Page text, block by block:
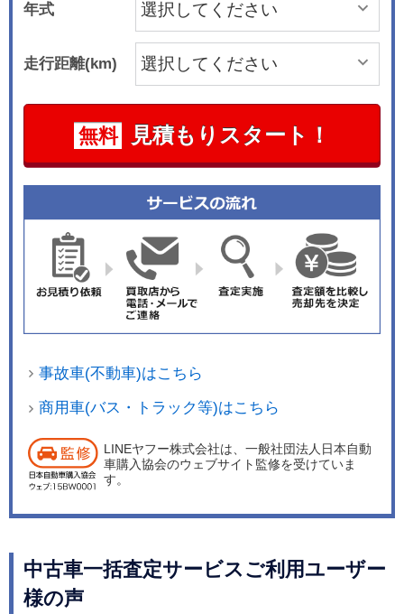
年式
走行距離(km)
無料 見積もりスタート！
事故車(不動車)はこちら
商用車(バス・トラック等)はこちら
LINEヤフー株式会社は、一般社団法人日本自動
車購入協会のウェブサイト監修を受けていま
す。
中古車一括査定サービスご利用ユーザー
様の声